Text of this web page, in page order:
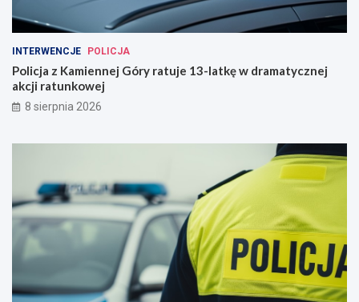
INTERWENCJE POLICJA
Policja z Kamiennej Góry ratuje 13-latkę w dramatycznej
akcji ratunkowej
8 sierpnia 2026